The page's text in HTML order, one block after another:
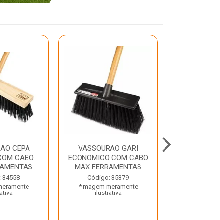
CEPA
CABO
34558
VASSOURAO GARI
ECONOMICO COM CABO
MAX FERRAMENTAS
Código: 35379
*Imagem meramente
ilustrativa